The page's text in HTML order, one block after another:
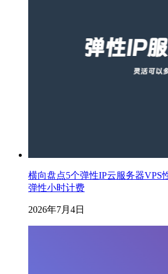
横向盘点5个弹性IP云服务器VPS
弹性小时计费
2026年7月4日